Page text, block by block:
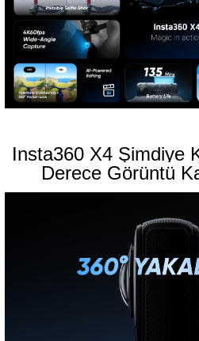
Insta360 X4 Şimdiye
Derece Görüntü